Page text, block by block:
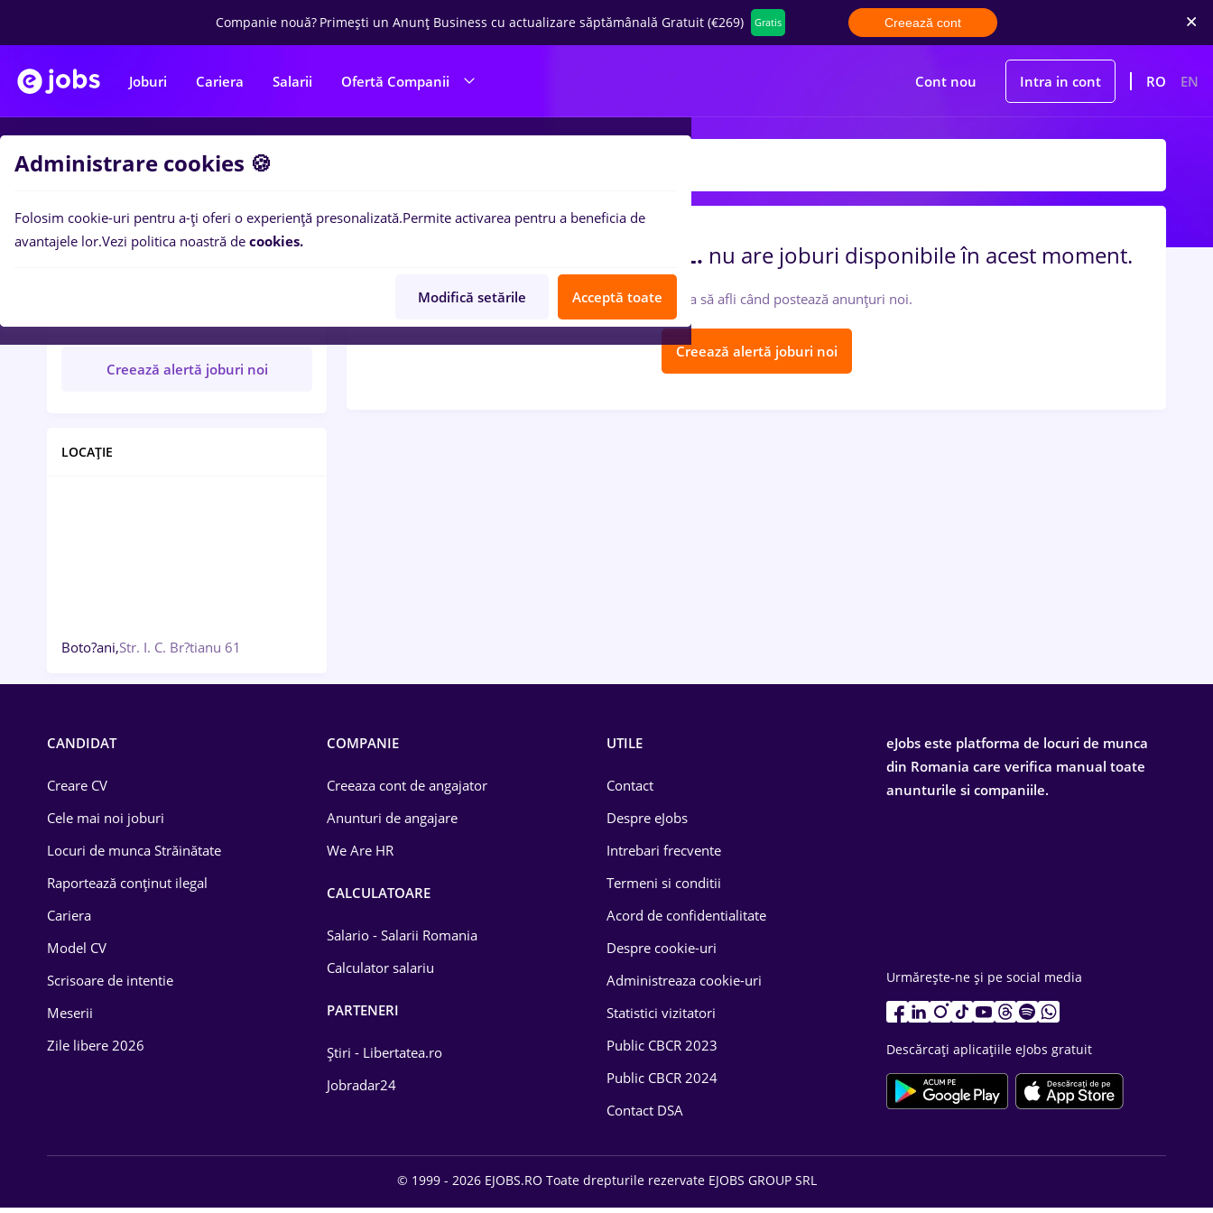
Companie nouă? Primești un Anunț Business cu actualizare săptămânală Gratuit (€269) Gratis Creează cont
Joburi Cariera Salarii Ofertă Companii Cont nou Intra in cont RO EN
Creează alertă joburi noi
LOCAȚIE
Boto?ani,Str. I. C. Br?tianu 61
OVISIM IMPEX S.R.L. nu are joburi disponibile în acest moment.
Urmărește-o ca să afli când postează anunțuri noi.
Creează alertă joburi noi
CANDIDAT
Creare CV
Cele mai noi joburi
Locuri de munca Străinătate
Raportează conținut ilegal
Cariera
Model CV
Scrisoare de intentie
Meserii
Zile libere 2026
COMPANIE
Creeaza cont de angajator
Anunturi de angajare
We Are HR
CALCULATOARE
Salario - Salarii Romania
Calculator salariu
PARTENERI
Știri - Libertatea.ro
Jobradar24
UTILE
Contact
Despre eJobs
Intrebari frecvente
Termeni si conditii
Acord de confidentialitate
Despre cookie-uri
Administreaza cookie-uri
Statistici vizitatori
Public CBCR 2023
Public CBCR 2024
Contact DSA
eJobs este platforma de locuri de munca
din Romania care verifica manual toate
anunturile si companiile.
Urmărește-ne și pe social media
Descărcați aplicațiile eJobs gratuit
© 1999 - 2026 EJOBS.RO Toate drepturile rezervate EJOBS GROUP SRL
Administrare cookies 🍪
Folosim cookie-uri pentru a-ți oferi o experiență presonalizată.Permite activarea pentru a beneficia de
avantajele lor.Vezi politica noastră de cookies.
Modifică setările Acceptă toate